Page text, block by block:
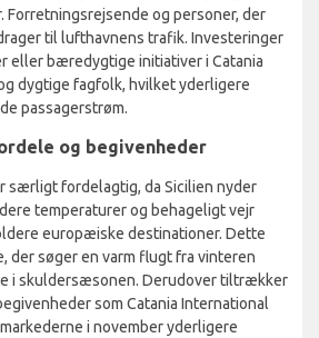
Forretningsrejsende og personer, der
til lufthavnens trafik. Investeringer
eller bæredygtige initiativer i Catania
dygtige fagfolk, hvilket yderligere
passagerstrøm.
og begivenheder
særligt fordelagtig, da Sicilien nyder
temperaturer og behageligt vejr
europæiske destinationer. Dette
der søger en varm flugt fra vinteren
i skuldersæsonen. Derudover tiltrækker
som Catania International
i november yderligere